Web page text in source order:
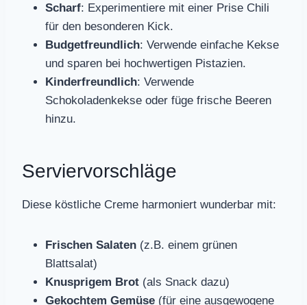
Scharf: Experimentiere mit einer Prise Chili
für den besonderen Kick.
Budgetfreundlich: Verwende einfache Kekse
und sparen bei hochwertigen Pistazien.
Kinderfreundlich: Verwende
Schokoladenkekse oder füge frische Beeren
hinzu.
Serviervorschläge
Diese köstliche Creme harmoniert wunderbar mit:
Frischen Salaten (z.B. einem grünen
Blattsalat)
Knusprigem Brot (als Snack dazu)
Gekochtem Gemüse (für eine ausgewogene